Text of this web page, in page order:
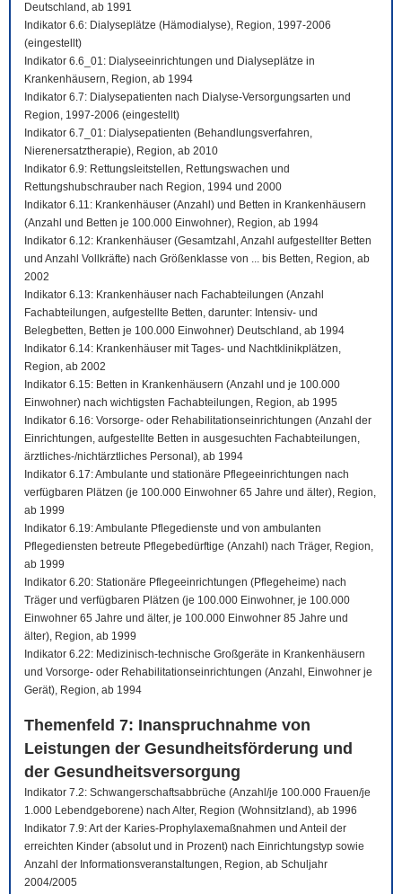
Deutschland, ab 1991
Indikator 6.6: Dialyseplätze (Hämodialyse), Region, 1997-2006
(eingestellt)
Indikator 6.6_01: Dialyseeinrichtungen und Dialyseplätze in
Krankenhäusern, Region, ab 1994
Indikator 6.7: Dialysepatienten nach Dialyse-Versorgungsarten und
Region, 1997-2006 (eingestellt)
Indikator 6.7_01: Dialysepatienten (Behandlungsverfahren,
Nierenersatztherapie), Region, ab 2010
Indikator 6.9: Rettungsleitstellen, Rettungswachen und
Rettungshubschrauber nach Region, 1994 und 2000
Indikator 6.11: Krankenhäuser (Anzahl) und Betten in Krankenhäusern
(Anzahl und Betten je 100.000 Einwohner), Region, ab 1994
Indikator 6.12: Krankenhäuser (Gesamtzahl, Anzahl aufgestellter Betten
und Anzahl Vollkräfte) nach Größenklasse von ... bis Betten, Region, ab
2002
Indikator 6.13: Krankenhäuser nach Fachabteilungen (Anzahl
Fachabteilungen, aufgestellte Betten, darunter: Intensiv- und
Belegbetten, Betten je 100.000 Einwohner) Deutschland, ab 1994
Indikator 6.14: Krankenhäuser mit Tages- und Nachtklinikplätzen,
Region, ab 2002
Indikator 6.15: Betten in Krankenhäusern (Anzahl und je 100.000
Einwohner) nach wichtigsten Fachabteilungen, Region, ab 1995
Indikator 6.16: Vorsorge- oder Rehabilitationseinrichtungen (Anzahl der
Einrichtungen, aufgestellte Betten in ausgesuchten Fachabteilungen,
ärztliches-/nichtärztliches Personal), ab 1994
Indikator 6.17: Ambulante und stationäre Pflegeeinrichtungen nach
verfügbaren Plätzen (je 100.000 Einwohner 65 Jahre und älter), Region,
ab 1999
Indikator 6.19: Ambulante Pflegedienste und von ambulanten
Pflegediensten betreute Pflegebedürftige (Anzahl) nach Träger, Region,
ab 1999
Indikator 6.20: Stationäre Pflegeeinrichtungen (Pflegeheime) nach
Träger und verfügbaren Plätzen (je 100.000 Einwohner, je 100.000
Einwohner 65 Jahre und älter, je 100.000 Einwohner 85 Jahre und
älter), Region, ab 1999
Indikator 6.22: Medizinisch-technische Großgeräte in Krankenhäusern
und Vorsorge- oder Rehabilitationseinrichtungen (Anzahl, Einwohner je
Gerät), Region, ab 1994
Themenfeld 7: Inanspruchnahme von
Leistungen der Gesundheitsförderung und
der Gesundheitsversorgung
Indikator 7.2: Schwangerschaftsabbrüche (Anzahl/je 100.000 Frauen/je
1.000 Lebendgeborene) nach Alter, Region (Wohnsitzland), ab 1996
Indikator 7.9: Art der Karies-Prophylaxemaßnahmen und Anteil der
erreichten Kinder (absolut und in Prozent) nach Einrichtungstyp sowie
Anzahl der Informationsveranstaltungen, Region, ab Schuljahr
2004/2005